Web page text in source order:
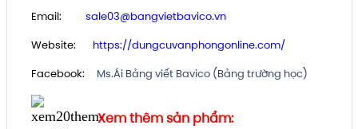
Email: sale03@bangvietbavico.vn
Website: https://dungcuvanphongonline.com/
Facebook: Ms.Ái Bảng viết Bavico (Bảng trường học)
Xem thêm sản phẩm: